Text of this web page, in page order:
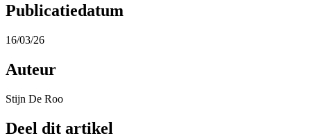
Publicatiedatum
16/03/26
Auteur
Stijn De Roo
Deel dit artikel